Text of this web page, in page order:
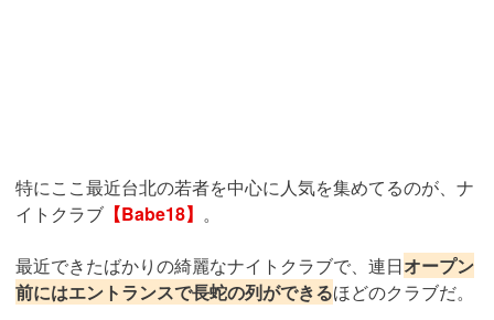
特にここ最近台北の若者を中心に人気を集めてるのが、ナ
イトクラブ 【Babe18】 。
最近できたばかりの綺麗なナイトクラブで、連日オープン
前にはエントランスで長蛇の列ができるほどのクラブだ。